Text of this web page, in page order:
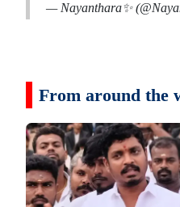
— Nayanthara✨
From around the